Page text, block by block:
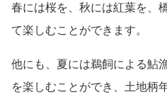
春には桜を、秋には紅葉を、
て楽しむことができます。
他にも、夏には鵜飼による鮎
を楽しむことができ、土地柄